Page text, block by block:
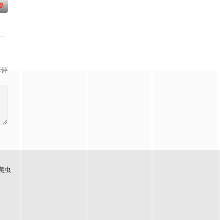
精竭虑，创办了中国第一
眼，只有贝家儿子贝律清对他照顾有加，两人从崇拜、依赖发
支持下，通过摸排、勘查等传统刑侦手段，接连破获数起重案要案的艰难
——用一场精心策划的“夏令营”完成复仇的受害者；临终前与遗憾和解的“无
评
虫